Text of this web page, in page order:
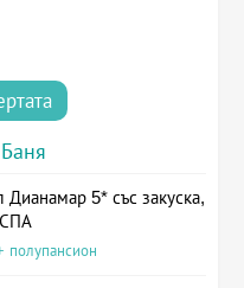
5* със закуска,
полупансион